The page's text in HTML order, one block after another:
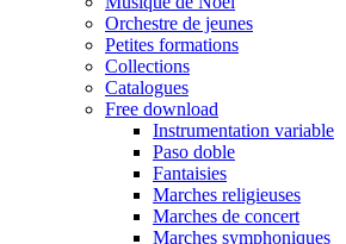
Orchestre de jeunes
Petites formations
Collections
Catalogues
Free download
Instrumentation variable
Paso doble
Fantaisies
Marches religieuses
Marches de concert
Marches symphoniques